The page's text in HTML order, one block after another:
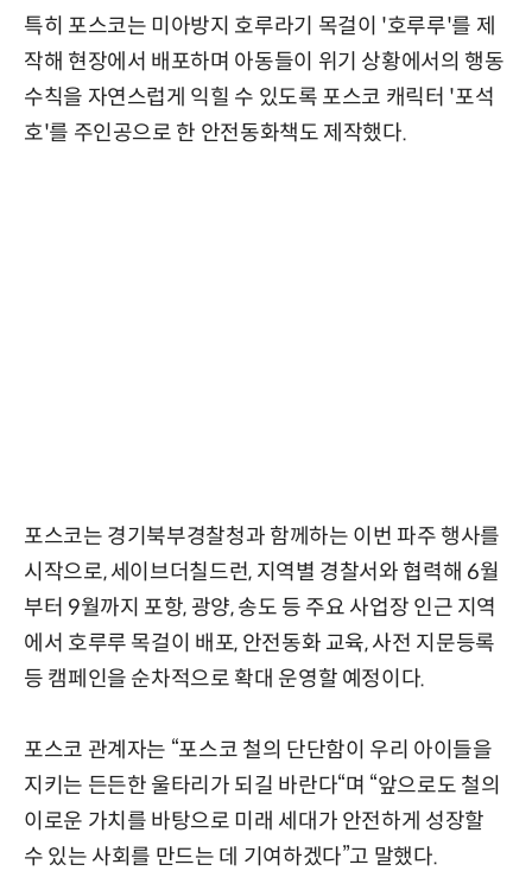
특히 포스코는 미아방지 호루라기 목걸이 '호루루'를 제
작해 현장에서 배포하며 아동들이 위기 상황에서의 행동
수칙을 자연스럽게 익힐 수 있도록 포스코 캐릭터 '포석
호'를 주인공으로 한 안전동화책도 제작했다.
포스코는 경기북부경찰청과 함께하는 이번 파주 행사를
시작으로, 세이브더칠드런, 지역별 경찰서와 협력해 6월
부터 9월까지 포항, 광양, 송도 등 주요 사업장 인근 지역
에서 호루루 목걸이 배포, 안전동화 교육, 사전 지문등록
등 캠페인을 순차적으로 확대 운영할 예정이다.
포스코 관계자는 “포스코 철의 단단함이 우리 아이들을
지키는 든든한 울타리가 되길 바란다“며 “앞으로도 철의
이로운 가치를 바탕으로 미래 세대가 안전하게 성장할
수 있는 사회를 만드는 데 기여하겠다”고 말했다.